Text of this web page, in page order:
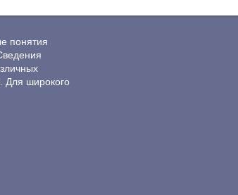
понятия
Для широкого